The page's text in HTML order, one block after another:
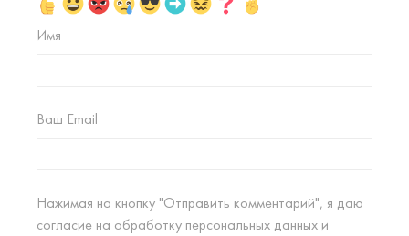
Имя
Ваш Email
Нажимая на кнопку "Отправить комментарий", я даю
согласие на обработку персональных данных и